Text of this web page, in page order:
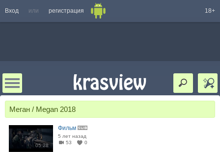
Вход или регистрация 18+
Меган / Megan 2018
05:28
Фильм
5 лет назад
53
0